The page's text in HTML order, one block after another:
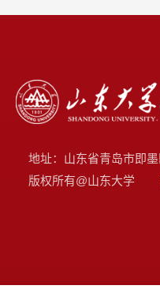
地址：山东省青岛市即
版权所有@山东大学